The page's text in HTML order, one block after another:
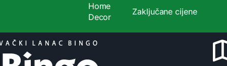
Home
Decor
Zaključane cijene